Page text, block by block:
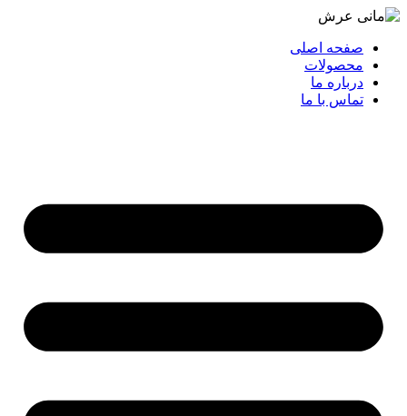
صفحه اصلی
محصولات
درباره ما
تماس با ما